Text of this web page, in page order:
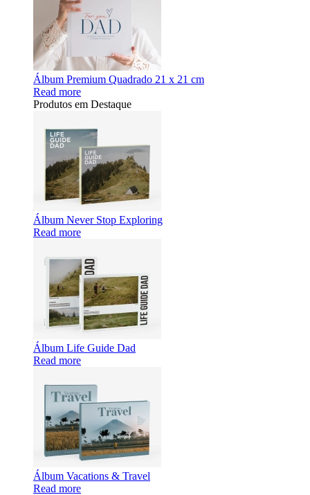
Álbum Premium Quadrado 21 x 21 cm
Read more
Produtos em Destaque
Álbum Never Stop Exploring
Read more
Álbum Life Guide Dad
Read more
Álbum Vacations & Travel
Read more